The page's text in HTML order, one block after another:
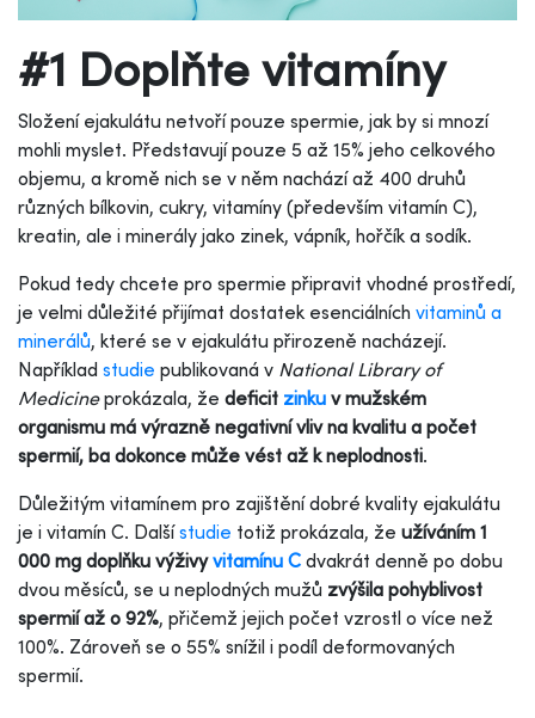
#1 Doplňte vitamíny
Složení ejakulátu netvoří pouze spermie, jak by si mnozí
mohli myslet. Představují pouze 5 až 15% jeho celkového
objemu, a kromě nich se v něm nachází až 400 druhů
různých bílkovin, cukry, vitamíny (především vitamín C),
kreatin, ale i minerály jako zinek, vápník, hořčík a sodík.
Pokud tedy chcete pro spermie připravit vhodné prostředí,
je velmi důležité přijímat dostatek esenciálních vitaminů a
minerálů, které se v ejakulátu přirozeně nacházejí.
Například studie publikovaná v National Library of
Medicineprokázala, že deficit zinku v mužském
organismu má výrazně negativní vliv na kvalitu a počet
spermií, ba dokonce může vést až k neplodnosti.
Důležitým vitamínem pro zajištění dobré kvality ejakulátu
je i vitamín C. Dalšístudie totiž prokázala, že užíváním 1
000 mg doplňku výživyvitamínu C dvakrát denně po dobu
dvou měsíců, se u neplodných mužů zvýšila pohyblivost
spermií až o 92%, přičemž jejich počet vzrostl o více než
100%. Zároveň se o 55% snížil i podíl deformovaných
spermií.